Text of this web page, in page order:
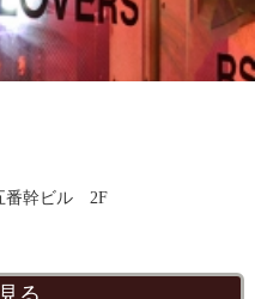
番幹ビル 2F